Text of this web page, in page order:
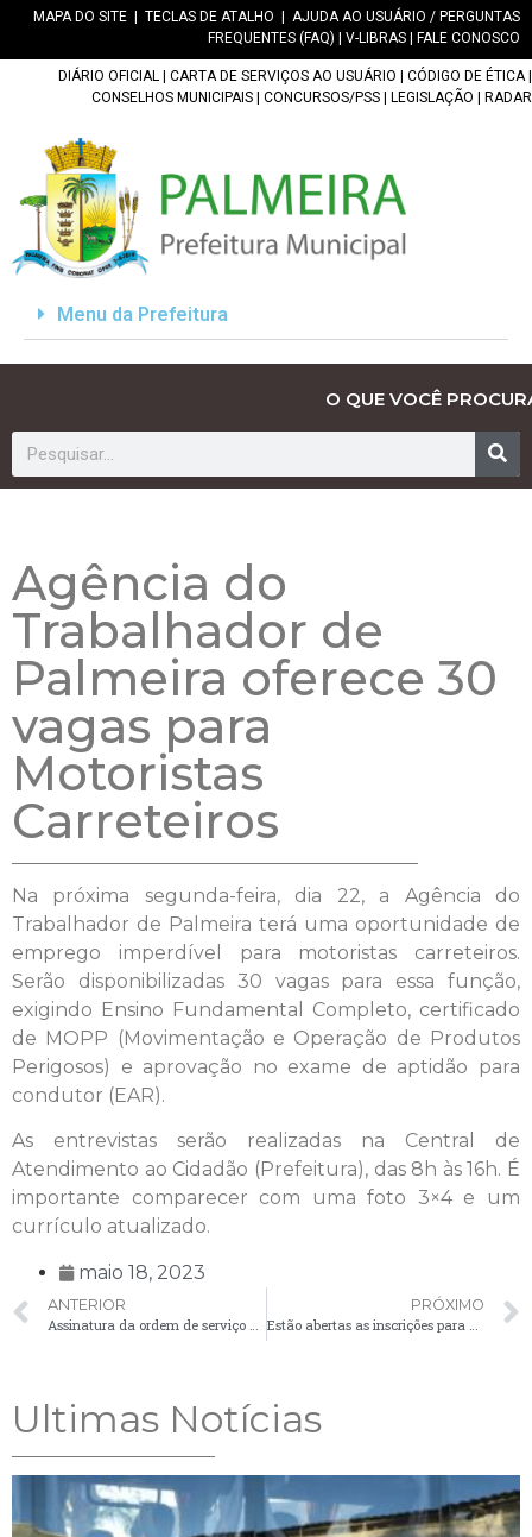
MAPA DO SITE TECLAS DE ATALHO
AJUDA AO USUÁRIO / PERGUNTAS
FREQUENTES (FAQ)
V-LIBRAS FALE CONOSCO
DIÁRIO OFICIAL CARTA DE SERVIÇOS AO USUÁRIO CÓDIGO DE ÉTICA|
CONSELHOS MUNICIPAIS
CONCURSOS/PSS LEGISLAÇÃO RADAR
Menu da Prefeitura
O QUE VOCÊ
Agência do
Trabalhador de
Palmeira oferece 30
vagas para
Motoristas
Carreteiros
Na próxima segunda-feira, dia 22, a Agência do
Trabalhador de Palmeira terá uma oportunidade de
emprego imperdível para motoristas carreteiros.
Serão disponibilizadas 30 vagas para essa função,
exigindo Ensino Fundamental Completo, certificado
de MOPP (Movimentação e Operação de Produtos
Perigosos) e aprovação no exame de aptidão para
condutor (EAR).
As entrevistas serão realizadas na Central de
Atendimento ao Cidadão (Prefeitura), das 8h às 16h. É
importante comparecer com uma foto 3×4 e um
currículo atualizado.
maio 18, 2023
ANTERIOR
PRÓXIMO
Ultimas Notícias